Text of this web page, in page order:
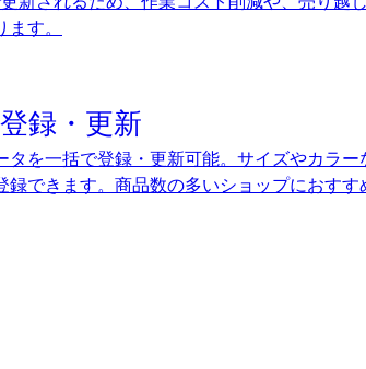
す。
録・更新
タを一括で登録・更新可能。サイズやカラー
録できます。商品数の多いショップにおすす